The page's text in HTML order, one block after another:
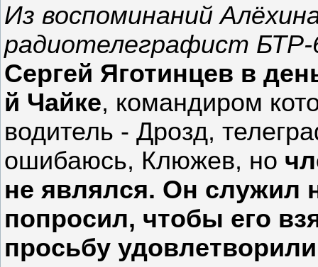
Из воспоминаний
радиотелеграфист
Сергей Яготинцев в
й Чайке, командиром
водитель - Дрозд,
ошибаюсь, Клюжев, но
не являлся. Он служил
попросил, чтобы его
просьбу удовлетворили